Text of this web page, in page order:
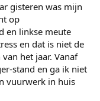
gisteren was mijn
op
en linkse meute
en dat is niet de
het jaar. Vanaf
stand en ga ik niet
vuurwerk in huis